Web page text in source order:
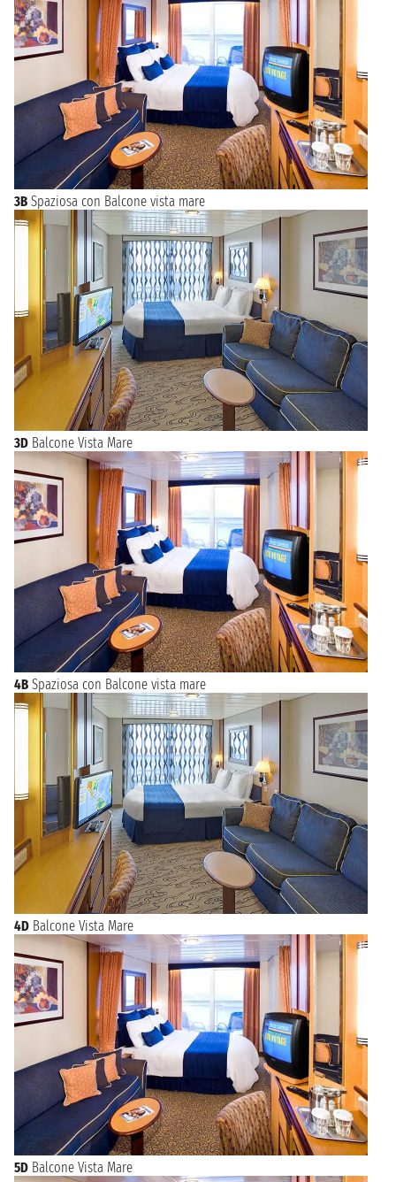
3B Spaziosa con Balcone vista mare
3D Balcone Vista Mare
4B Spaziosa con Balcone vista mare
4D Balcone Vista Mare
5D Balcone Vista Mare